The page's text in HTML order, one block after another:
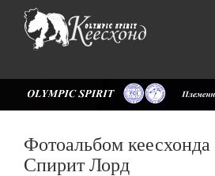
Фотоальбом
Спирит Лорд